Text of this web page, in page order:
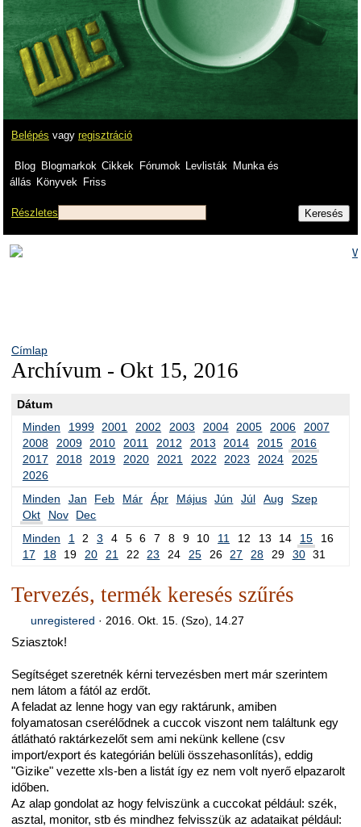
Belépés vagy regisztráció
Blog Blogmarkok Cikkek Fórumok Levlisták
Munka és
állás Könyvek Friss
Részletes
Címlap
Archívum - Okt 15, 2016
Dátum
Minden
1999 2001 2002 2003 2004 2005 2006
2007
2008
2009 2010 2011 2012 2013 2014 2015
2016
2017
2018 2019 2020 2021 2022 2023 2024
2025
2026
Minden
Jan Feb Már Ápr Május Jún Júl Aug
Szep
Okt
Nov
Dec
Minden
1 2 3 4 5 6 7 8 9 10 11 12 13 14 15
16
17
18 19 20 21 22 23 24 25 26 27 28 29 30 31
Tervezés, termék keresés szűrés
unregistered · 2016. Okt. 15. (Szo), 14.27
Sziasztok!
Segítséget szeretnék kérni tervezésben mert már szerintem
nem látom a fától az erdőt.
A feladat az lenne hogy van egy raktárunk, amiben
folyamatosan cserélődnek a cuccok viszont nem találtunk egy
átlátható raktárkezelőt sem ami nekünk kellene (csv
import/export és kategórián belüli összehasonlítás), eddig
"Gizike" vezette xls-ben a listát így ez nem volt nyerő elpazarolt
időben.
Az alap gondolat az hogy felviszünk a cuccokat például: szék,
asztal, monitor, stb és mindhez felvisszük az adataikat például: